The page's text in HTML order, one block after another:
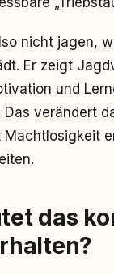
nicht jagen,
Er zeigt
und
Das verändert
Machtlosigkeit
das